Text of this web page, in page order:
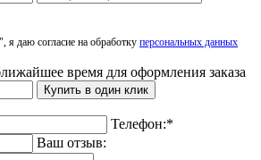
даю согласие на обработку персональных данных
время для оформления заказа
Купить в один клик
Телефон:*
Ваш отзыв: